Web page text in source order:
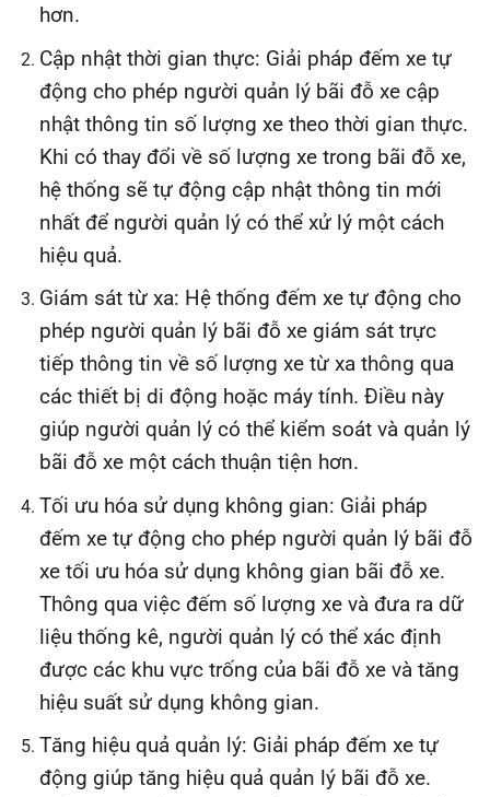
hơn.
Cập nhật thời gian thực: Giải pháp đếm xe tự
động cho phép người quản lý bãi đỗ xe cập
nhật thông tin số lượng xe theo thời gian thực.
Khi có thay đổi về số lượng xe trong bãi đỗ xe,
hệ thống sẽ tự động cập nhật thông tin mới
nhất để người quản lý có thể xử lý một cách
hiệu quả.
Giám sát từ xa: Hệ thống đếm xe tự động cho
phép người quản lý bãi đỗ xe giám sát trực
tiếp thông tin về số lượng xe từ xa thông qua
các thiết bị di động hoặc máy tính. Điều này
giúp người quản lý có thể kiểm soát và quản lý
bãi đỗ xe một cách thuận tiện hơn.
Tối ưu hóa sử dụng không gian: Giải pháp
đếm xe tự động cho phép người quản lý bãi đỗ
xe tối ưu hóa sử dụng không gian bãi đỗ xe.
Thông qua việc đếm số lượng xe và đưa ra dữ
liệu thống kê, người quản lý có thể xác định
được các khu vực trống của bãi đỗ xe và tăng
hiệu suất sử dụng không gian.
Tăng hiệu quả quản lý: Giải pháp đếm xe tự
động giúp tăng hiệu quả quản lý bãi đỗ xe.